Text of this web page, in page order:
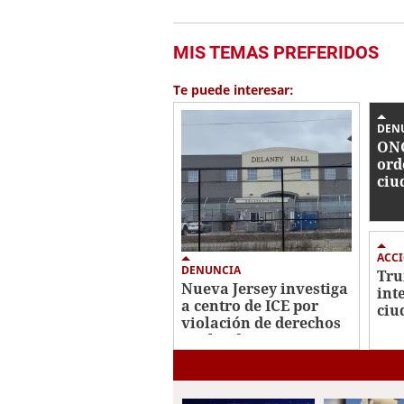
MIS TEMAS PREFERIDOS
Te puede interesar:
DENUNCIA
Nueva Jersey investiga
a centro de ICE por
violación de derechos
civiles de migrantes